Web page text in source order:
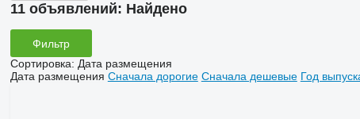
11 объявлений: Найдено
Фильтр
Сортировка: Дата размещения
Дата размещения Сначала дорогие Сначала дешевые Год